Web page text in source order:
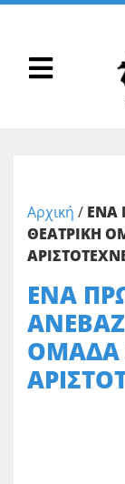
Αρχική / ΕΝΑ
ΘΕΑΤΡΙΚΗ
ΕΝΑ
ΟΜΑΔΑ